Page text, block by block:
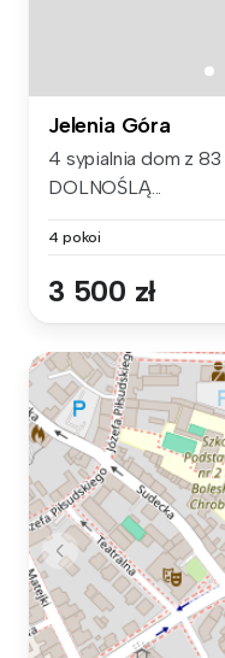
Jelenia Góra
4 sypialnia dom z
DOLNOŚLĄ...
4 pokoi
3 500 zł